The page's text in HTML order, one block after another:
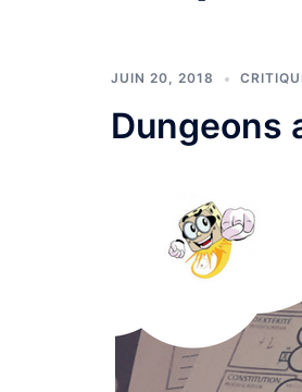
JUIN 20, 2018
Dungeons